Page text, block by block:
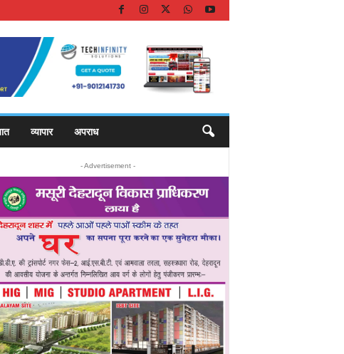
व्यापार अपराध
- Advertisement -